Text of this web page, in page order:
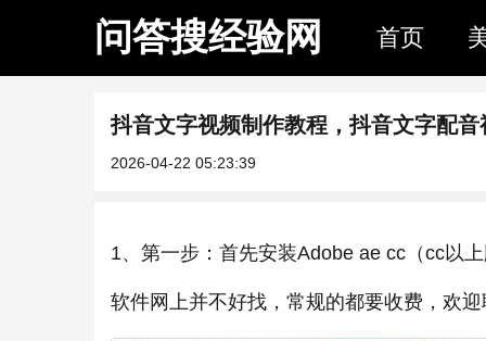
问答搜经验网 首页
抖音文字视频制作教程，抖音文字配音
2026-04-22 05:23:39
1、第一步：首先安装Adobe ae cc（cc以
软件网上并不好找，常规的都要收费，欢